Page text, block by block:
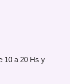
10 a 20 Hs y